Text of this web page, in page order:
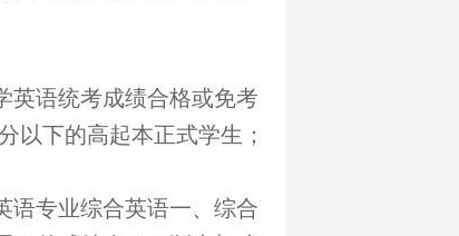
英语统考成绩合格或免考
以下的高起本正式学生；
语专业综合英语一、综合